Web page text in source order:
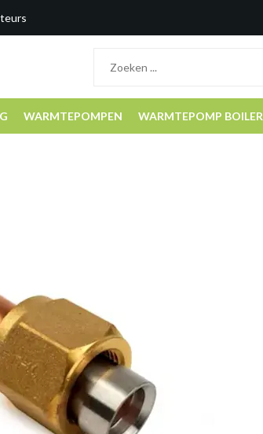
WARMTEPOMPEN WARMTEPOMP BOILER